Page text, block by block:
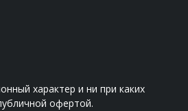
характер и ни при каких
офертой.